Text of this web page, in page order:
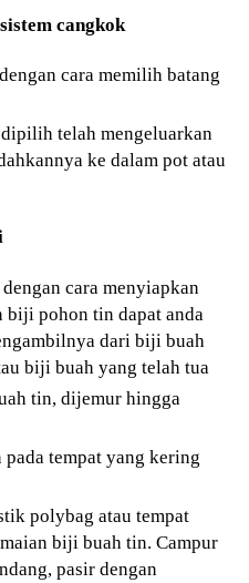
cangkok
cara memilih batang
telah mengeluarkan
ke dalam pot atau
cara menyiapkan
pohon tin dapat anda
dari biji buah
biji buah yang telah tua
tin, dijemur hingga
tempat yang kering
polybag atau tempat
biji buah tin. Campur
pasir dengan